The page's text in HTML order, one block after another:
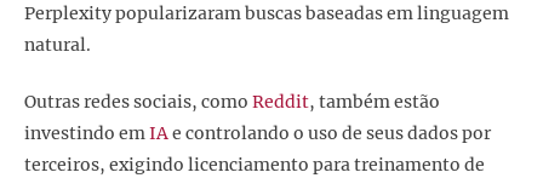
Perplexity popularizaram buscas baseadas em linguagem
natural.
Outras redes sociais, como Reddit, também estão
investindo emIAe controlando o uso de seus dados por
terceiros, exigindo licenciamento para treinamento de